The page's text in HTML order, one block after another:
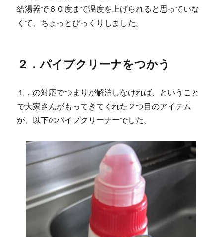
給湯器で６０度まで温度を上げられると思っていな
くて、ちょっとびっくりしました。
２．パイプクリーナをつかう
１．の対応でつまりが解消しなければ、ということ
で大家さんがもってきてくれた２つ目のアイテム
が、以下のパイプクリーナーでした。